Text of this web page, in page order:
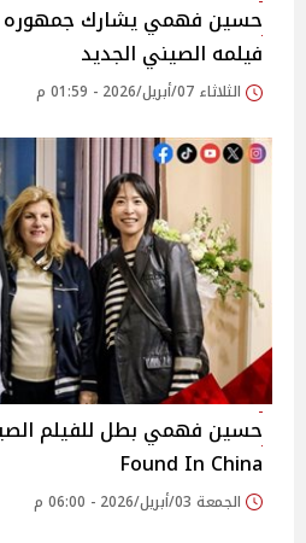
حسين فهمي يشارك جمهوره
فيلمه الصيني الجديد
الثلاثاء 07/أبريل/2026 - 01:59 م
Found In China
الجمعة 03/أبريل/2026 - 06:00 م